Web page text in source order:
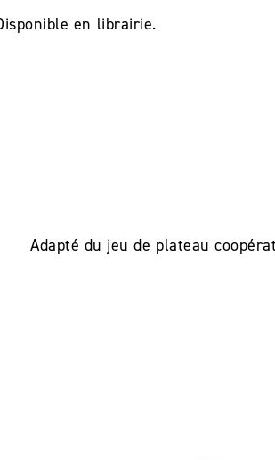
en librairie.
Adapté du jeu de plateau